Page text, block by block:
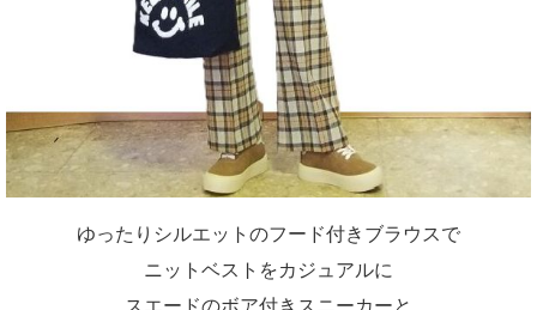
ゆったりシルエットのフード付きブラウスで
ニットベストをカジュアルに
スエードのボア付きスニーカーと